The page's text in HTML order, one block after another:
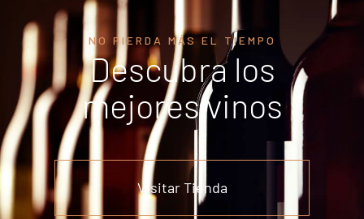
NO PIERDA MÁS EL TIEMPO
Descubra los
mejores vinos
Visitar Tienda